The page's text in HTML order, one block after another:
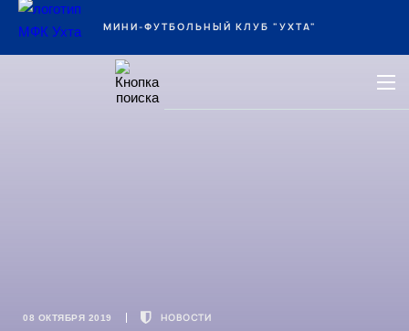
Ухта МИНИ-ФУТБОЛЬНЫЙ КЛУБ "УХТА"
08 ОКТЯБРЯ 2019 НОВОСТИ